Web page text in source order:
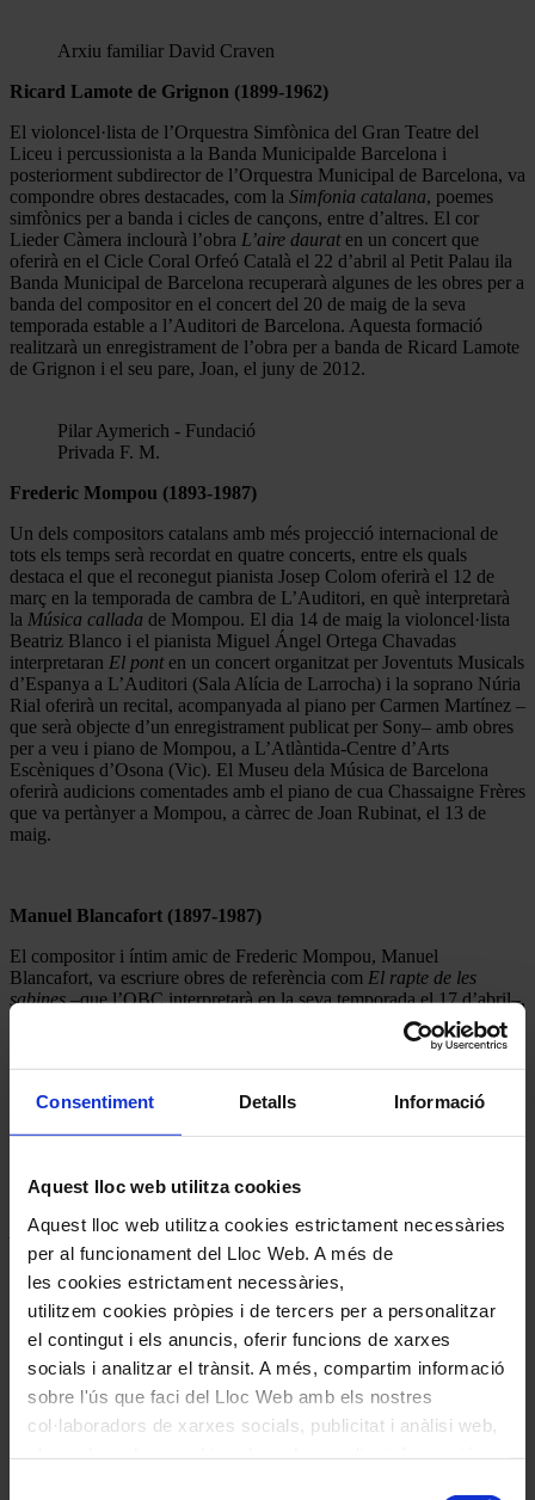
Consentiment Detalls Informació
Aquest lloc web utilitza cookies
Aquest lloc web utilitza cookies estrictament necessàries
per al funcionament del Lloc Web. A més de
les cookies estrictament necessàries,
utilitzem cookies pròpies i de tercers per a personalitzar
el contingut i els anuncis, oferir funcions de xarxes
socials i analitzar el trànsit. A més, compartim informació
sobre l'ús que faci del Lloc Web amb els nostres
col·laboradors de xarxes socials, publicitat i anàlisi web,
Arxiu familiar David Craven
Ricard Lamote de Grignon (1899-1962)
El violoncel·lista de l’Orquestra Simfònica del Gran Teatre del
Liceu i percussionista a la Banda Municipalde Barcelona i
posteriorment subdirector de l’Orquestra Municipal de Barcelona, va
compondre obres destacades, com la Simfonia catalana, poemes
simfònics per a banda i cicles de cançons, entre d’altres. El cor
Lieder Càmera inclourà l’obra L’aire dauraten un concert que
oferirà en el Cicle Coral Orfeó Català el 22 d’abril al Petit Palau ila
Banda Municipal de Barcelona recuperarà algunes de les obres per a
banda del compositor en el concert del 20 de maig de la seva
temporada estable a l’Auditori de Barcelona. Aquesta formació
realitzarà un enregistrament de l’obra per a banda de Ricard Lamote
de Grignon i el seu pare, Joan, el juny de 2012.
Pilar Aymerich - Fundació
Privada F. M.
Frederic Mompou (1893-1987)
Un dels compositors catalans amb més projecció internacional de
tots els temps serà recordat en quatre concerts, entre els quals
destaca el que el reconegut pianista Josep Colom oferirà el 12 de
març en la temporada de cambra de L’Auditori, en què interpretarà
la Música callada de Mompou. El dia 14 de maig la violoncel·lista
Beatriz Blanco i el pianista Miguel Ángel Ortega Chavadas
interpretaran El ponten un concert organitzat per Joventuts Musicals
d’Espanya a L’Auditori (Sala Alícia de Larrocha) i la soprano Núria
Rial oferirà un recital, acompanyada al piano per Carmen Martínez –
que serà objecte d’un enregistrament publicat per Sony– amb obres
per a veu i piano de Mompou, a L’Atlàntida-Centre d’Arts
Escèniques d’Osona (Vic). El Museu dela Música de Barcelona
oferirà audicions comentades amb el piano de cua Chassaigne Frères
que va pertànyer a Mompou, a càrrec de Joan Rubinat, el 13 de
maig.
Manuel Blancafort (1897-1987)
El compositor i íntim amic de Frederic Mompou, Manuel
Blancafort, va escriure obres de referència com El rapte de les
sabines–que l’OBC interpretarà en la seva temporada el 17 d’abril–,
. El 2013 es programarà la
, tot completant d’aquesta manera el recordatori
Descarregar PDF
perRedacció RMC